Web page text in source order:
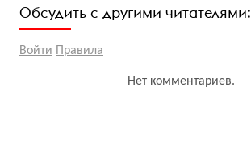
Обсудить с другими читателями:
Войти Правила
Нет комментариев.